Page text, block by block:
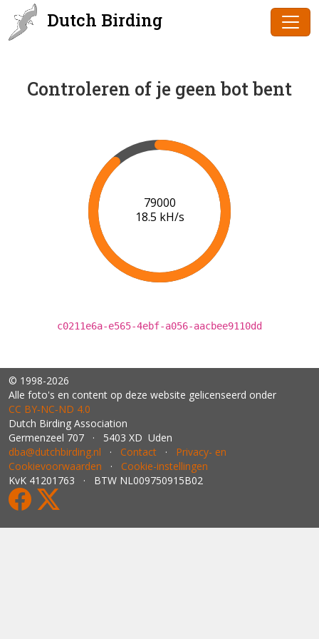
Dutch Birding
Controleren of je geen bot bent
80000
18.5 kH/s
c0211e6a-e565-4ebf-a056-aacbee9110dd
© 1998-2026
Alle foto's en content op deze website gelicenseerd onder
CC BY‑NC‑ND 4.0
Dutch Birding Association
Germenzeel 707 · 5403 XD Uden
dba@dutchbirding.nl · Contact · Privacy- en
Cookievoorwaarden · Cookie-instellingen
KvK 41201763 · BTW NL009750915B02